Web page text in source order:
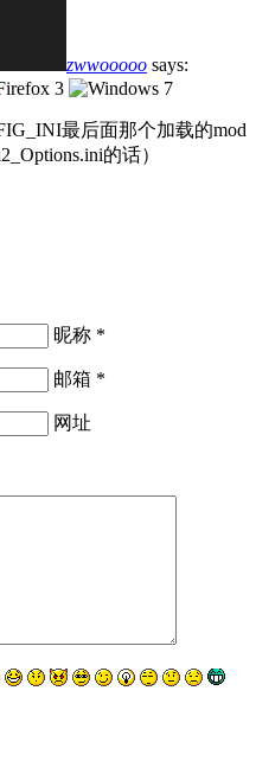
zwwooooo says:
最后面那个加载的mod
的话）
昵称 *
邮箱 *
网址